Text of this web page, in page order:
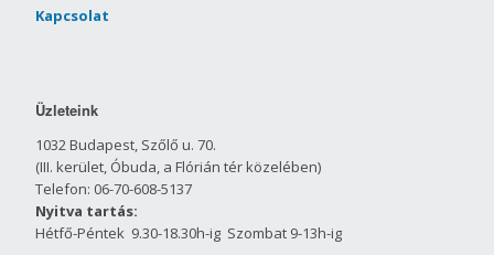
Kapcsolat
Üzleteink
1032 Budapest, Szőlő u. 70.
(III. kerület, Óbuda, a Flórián tér közelében)
Telefon: 06-70-608-5137
Nyitva tartás:
Hétfő-Péntek 9.30-18.30h-ig Szombat 9-13h-ig